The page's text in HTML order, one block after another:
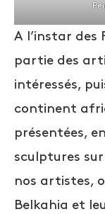
A l’instar des
partie des
intéressés,
continent
présentées,
sculptures
nos artistes,
Belkahia et